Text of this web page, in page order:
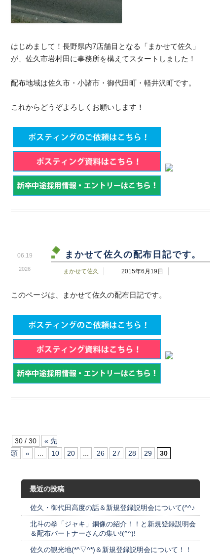
はじめまして！長野県内7店舗目となる「まかせて佐久」
が、佐久市岩村田に事務所を構えてスタートしました！
配布地域は佐久市・小諸市・御代田町・軽井沢町です。
これからどうぞよろしくお願いします！
まかせて佐久の配布日記です。
まかせて佐久 2015年6月19日
2026
06.19
このページは、まかせて佐久の配布日記です。
30 / 30
« 先
頭
« ... 10 20 ... 26 27 28 29 30
最近の投稿
佐久・御代田高度の話＆新規登録説明会について(^^♪
北斗の拳「ジャキ」銅像の紹介！！と新規登録説明会
＆配布パートナーさんの集い!(^^)!
佐久の観光地(*^▽^*)＆新規登録説明会について！！